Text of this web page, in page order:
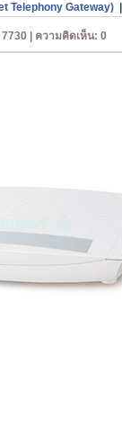
Telephony Gateway)|
| ความคิดเห็น: 0